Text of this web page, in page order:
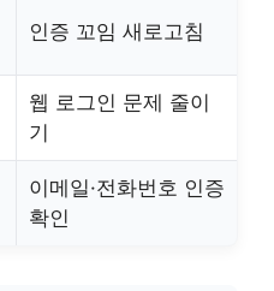
인증 꼬임 새로고침
웹 로그인 문제 줄이
기
이메일·전화번호 인증
확인